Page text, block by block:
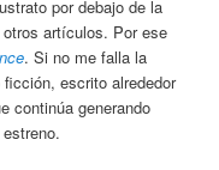
por debajo de la
artículos. Por ese
. Si no me falla la
escrito alrededor
continúa generando